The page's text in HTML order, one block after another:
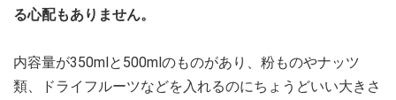
る心配もありません。
内容量が350mlと500mlのものがあり、粉ものやナッツ
類、ドライフルーツなどを入れるのにちょうどいい大きさ